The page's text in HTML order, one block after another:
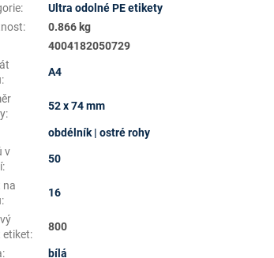
:
Ultra odolné PE etikety
:
0.866 kg
4004182050729
:
A4
:
52 x 74 mm
obdélník | ostré rohy
v
:
50
na
:
16
etiket:
800
:
bílá